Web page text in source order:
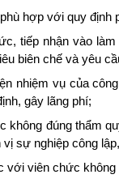
hợp với quy
tiếp nhận vào
biên chế và yêu
nhiệm vụ của
gây lãng phí;
không đúng thẩm
sự nghiệp công
với viên chức